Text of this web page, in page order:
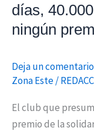
días,
ningún
Deja un comentario
Zona Este/
El club que
premio de la